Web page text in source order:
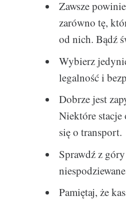
Zawsze
zarówno tę,
od nich. Bądź
Wybierz
legalność i
Dobrze jest
Niektóre stacje
się o transport.
Sprawdź z
Pamiętaj, że